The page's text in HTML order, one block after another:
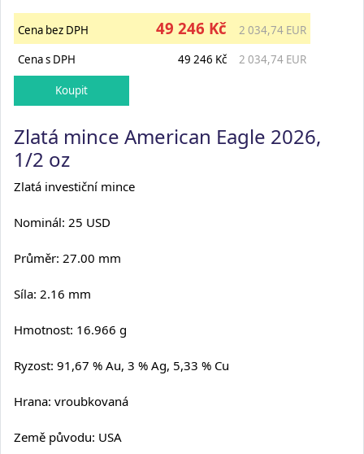
Cena bez DPH 49 246 Kč
2 034,74 EUR
Cena s DPH
49 246 Kč 2 034,74 EUR
Zlatá mince American Eagle 2026,
1/2 oz
Zlatá investiční mince
Nominál: 25 USD
Průměr: 27.00 mm
Síla: 2.16 mm
Hmotnost: 16.966 g
Ryzost: 91,67 % Au, 3 % Ag, 5,33 % Cu
Hrana: vroubkovaná
Země původu: USA